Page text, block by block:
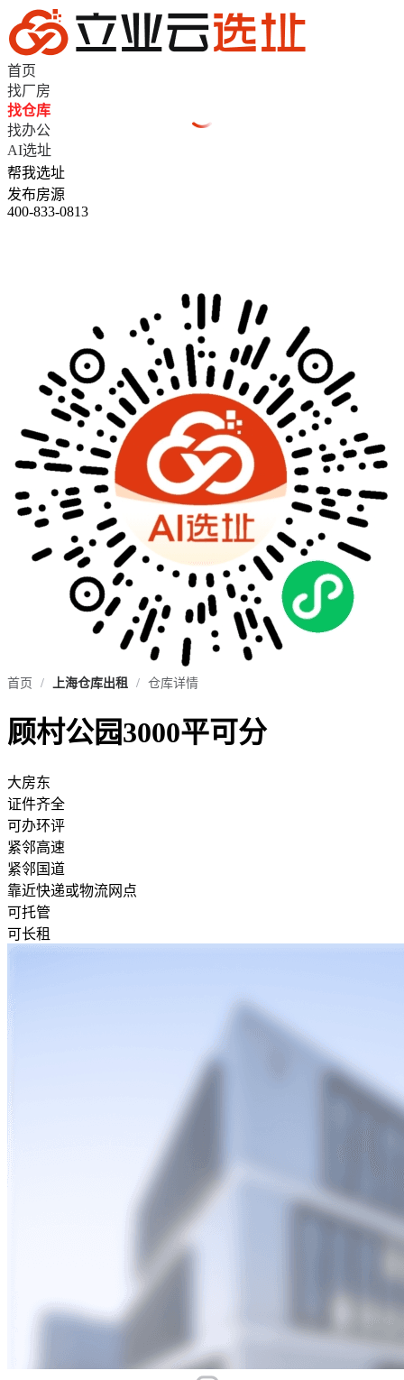
首页
找厂房
找仓库
找办公
AI选址
帮我选址
发布房源
400-833-0813
首页 / 上海仓库出租 / 仓库详情
顾村公园3000平可分
大房东
证件齐全
可办环评
紧邻高速
紧邻国道
靠近快递或物流网点
可托管
可长租